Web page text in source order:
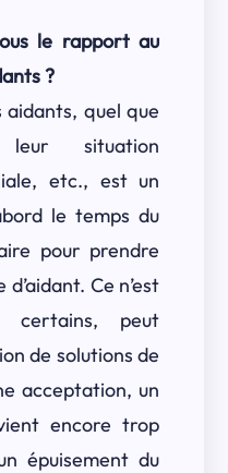
le rapport au
?
aidants, quel que
situation
etc., est un
le temps du
pour prendre
Ce n’est
certains, peut
de solutions de
acceptation, un
encore trop
épuisement du